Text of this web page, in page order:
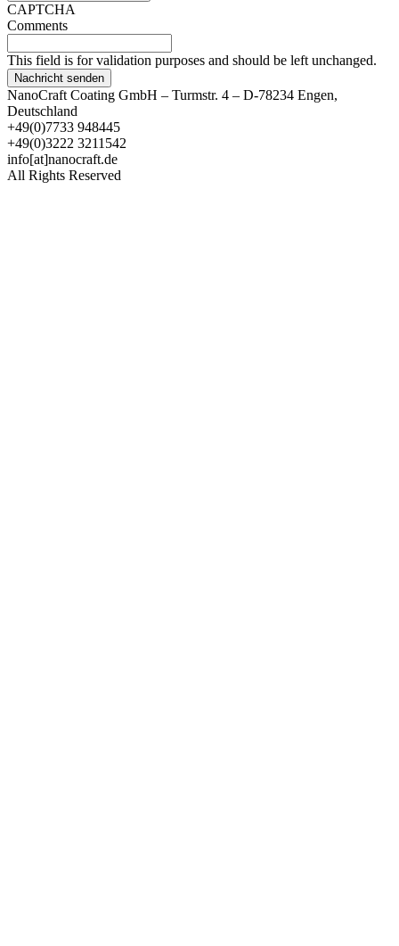
CAPTCHA
Comments
This field is for validation purposes and should be left unchanged.
NanoCraft Coating GmbH – Turmstr. 4 – D-78234 Engen,
Deutschland
+49(0)7733 948445
+49(0)3222 3211542
info[at]nanocraft.de
All Rights Reserved